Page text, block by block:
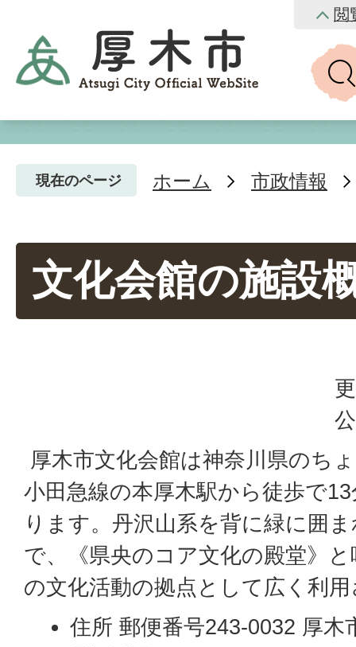
閲
現在のページ ホーム 市政情報
文化会館の施設
厚木市文化会館は神奈川県のち
小田急線の本厚木駅から徒歩で
ります。丹沢山系を背に緑に囲
で、《県央のコア文化の殿堂》
の文化活動の拠点として広く利
住所 郵便番号243-0032 厚木